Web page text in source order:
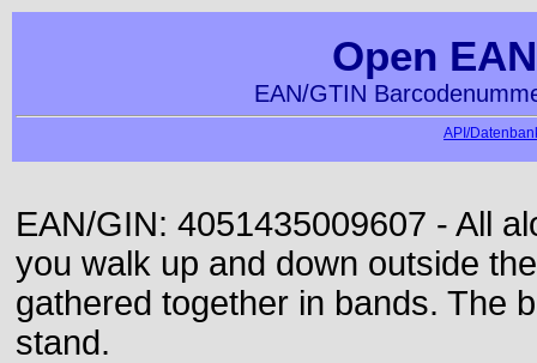
Open
EAN/GTIN
API/
EAN/GIN: 4051435009607 - All
you walk up and down outside
gathered together in bands. The
stand.